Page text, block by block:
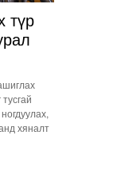
түр
хяналт